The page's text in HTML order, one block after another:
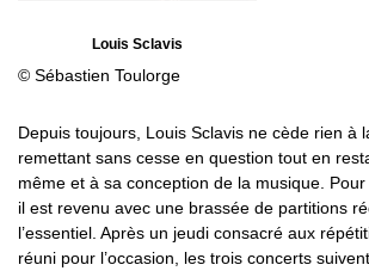
Louis Sclavis
© Sébastien Toulorge
Depuis toujours, Louis Sclavis ne cède rien à
remettant sans cesse en question tout en
même et à sa conception de la musique. Pour
il est revenu avec une brassée de partitions
l’essentiel. Après un jeudi consacré aux
réuni pour l’occasion, les trois concerts